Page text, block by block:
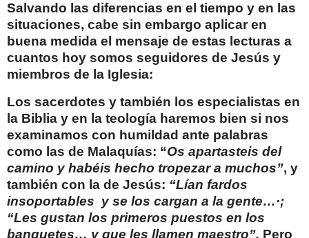
Salvando las diferencias en el tiempo y en las
situaciones, cabe sin embargo aplicar en
buena medida el mensaje de estas lecturas a
cuantos hoy somos seguidores de Jesús y
miembros de la Iglesia:
Los sacerdotes y también los especialistas en
la Biblia y en la teología haremos bien si nos
examinamos con humildad ante palabras
como las de Malaquías: “Os apartasteis del
camino y habéis hecho tropezar a muchos”, y
también con la de Jesús: “Lían fardos
insoportables y se los cargan a la gente…·;
“Les gustan los primeros puestos en los
banquetes… y que les llamen maestro”. Pero